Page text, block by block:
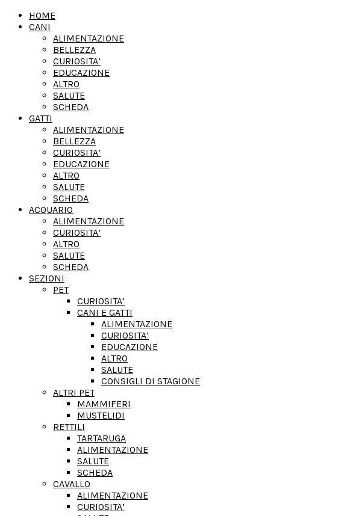
HOME
CANI
ALIMENTAZIONE
BELLEZZA
CURIOSITA’
EDUCAZIONE
ALTRO
SALUTE
SCHEDA
GATTI
ALIMENTAZIONE
BELLEZZA
CURIOSITA’
EDUCAZIONE
ALTRO
SALUTE
SCHEDA
ACQUARIO
ALIMENTAZIONE
CURIOSITA’
ALTRO
SALUTE
SCHEDA
SEZIONI
PET
CURIOSITA’
CANI E GATTI
ALIMENTAZIONE
CURIOSITA’
EDUCAZIONE
ALTRO
SALUTE
CONSIGLI DI STAGIONE
ALTRI PET
MAMMIFERI
MUSTELIDI
RETTILI
TARTARUGA
ALIMENTAZIONE
SALUTE
SCHEDA
CAVALLO
ALIMENTAZIONE
CURIOSITA’